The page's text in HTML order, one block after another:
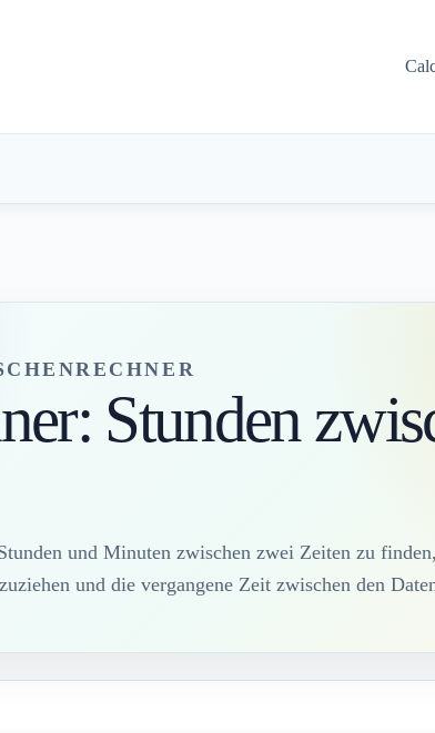
Stunden
und Minuten zwischen zwei Zeiten zu finden,
und die vergangene Zeit zwischen den